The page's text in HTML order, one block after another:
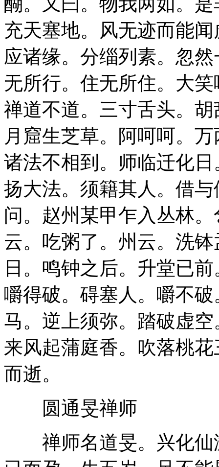
充天塞地。风无迹而能
应诸缘。分缁列素。忽
无所行。住无所住。大
禅道不道。三寸舌头。
月窟生芝草。阿呵呵。
诸法不相到。师临迁化
扬大法。须籍其人。借
问。赵州某甲乍入丛林
云。吃粥了。州云。洗
日。鸣钟之后。升堂已
嚼得破。碍塞人。嚼不
马。逆上须弥。踏破虚
来风起蒲庭香。吹落桃
而逝。
圆通旻禅师
禅师名道旻。兴化仙